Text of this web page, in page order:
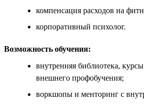
компенсация расходов на
корпоративный психолог.
Возможность обучения:
внутренняя библиотека,
внешнего профобучения;
воркшопы и менторинг с